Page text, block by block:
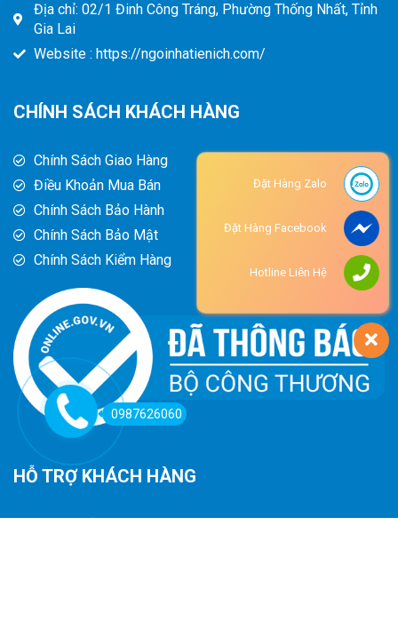
Địa chỉ: 02/1 Đinh Công Tráng, Phường Thống Nhất, Tỉnh
Gia Lai
Website : https://ngoinhatienich.com/
CHÍNH SÁCH KHÁCH HÀNG
Chính Sách Giao Hàng
Điều Khoản Mua Bán
Chính Sách Bảo Hành
Chính Sách Bảo Mật
Chính Sách Kiểm Hàng
HỖ TRỢ KHÁCH HÀNG
0987626060
Đặt Hàng Zalo
Đặt Hàng Facebook
Hotline Liên Hệ